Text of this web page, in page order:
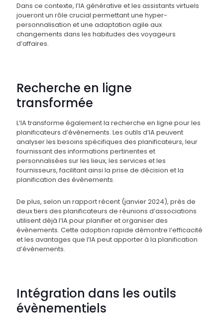
Dans ce contexte, l’IA générative et les assistants virtuels
joueront un rôle crucial permettant une hyper-
personnalisation et une adaptation agile aux
changements dans les habitudes des voyageurs
d’affaires.
Recherche en ligne
transformée
L’IA transforme également la recherche en ligne pour les
planificateurs d’évènements. Les outils d’IA peuvent
analyser les besoins spécifiques des planificateurs, leur
fournissant des informations pertinentes et
personnalisées sur les lieux, les services et les
fournisseurs, facilitant ainsi la prise de décision et la
planification des évènements.
De plus, selon un rapport récent (janvier 2024), près de
deux tiers des planificateurs de réunions d’associations
utilisent déjà l’IA pour planifier et organiser des
évènements​​. Cette adoption rapide démontre l’efficacité
et les avantages que l’IA peut apporter à la planification
d’évènements.
Intégration dans les outils
évènementiels